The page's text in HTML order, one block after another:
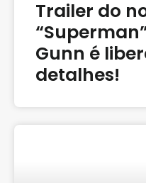
Trailer do
Gunn é
detalhes!